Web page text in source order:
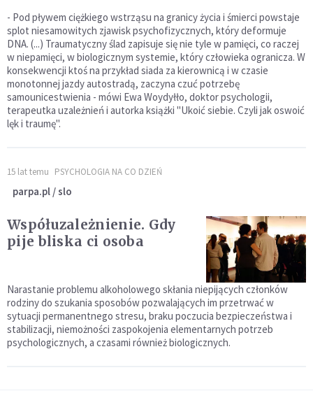
- Pod pływem ciężkiego wstrząsu na granicy życia i śmierci powstaje
splot niesamowitych zjawisk psychofizycznych, który deformuje
DNA. (...) Traumatyczny ślad zapisuje się nie tyle w pamięci, co raczej
w niepamięci, w biologicznym systemie, który człowieka ogranicza. W
konsekwencji ktoś na przykład siada za kierownicą i w czasie
monotonnej jazdy autostradą, zaczyna czuć potrzebę
samounicestwienia - mówi Ewa Woydyłło, doktor psychologii,
terapeutka uzależnień i autorka książki "Ukoić siebie. Czyli jak oswoić
lęk i traumę".
15 lat temu PSYCHOLOGIA NA CO DZIEŃ
parpa.pl / slo
Współuzależnienie. Gdy
pije bliska ci osoba
Narastanie problemu alkoholowego skłania niepijących członków
rodziny do szukania sposobów pozwalających im przetrwać w
sytuacji permanentnego stresu, braku poczucia bezpieczeństwa i
stabilizacji, niemożności zaspokojenia elementarnych potrzeb
psychologicznych, a czasami również biologicznych.